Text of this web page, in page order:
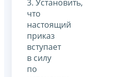
3. Установить,
что
настоящий
приказ
вступает
в силу
по